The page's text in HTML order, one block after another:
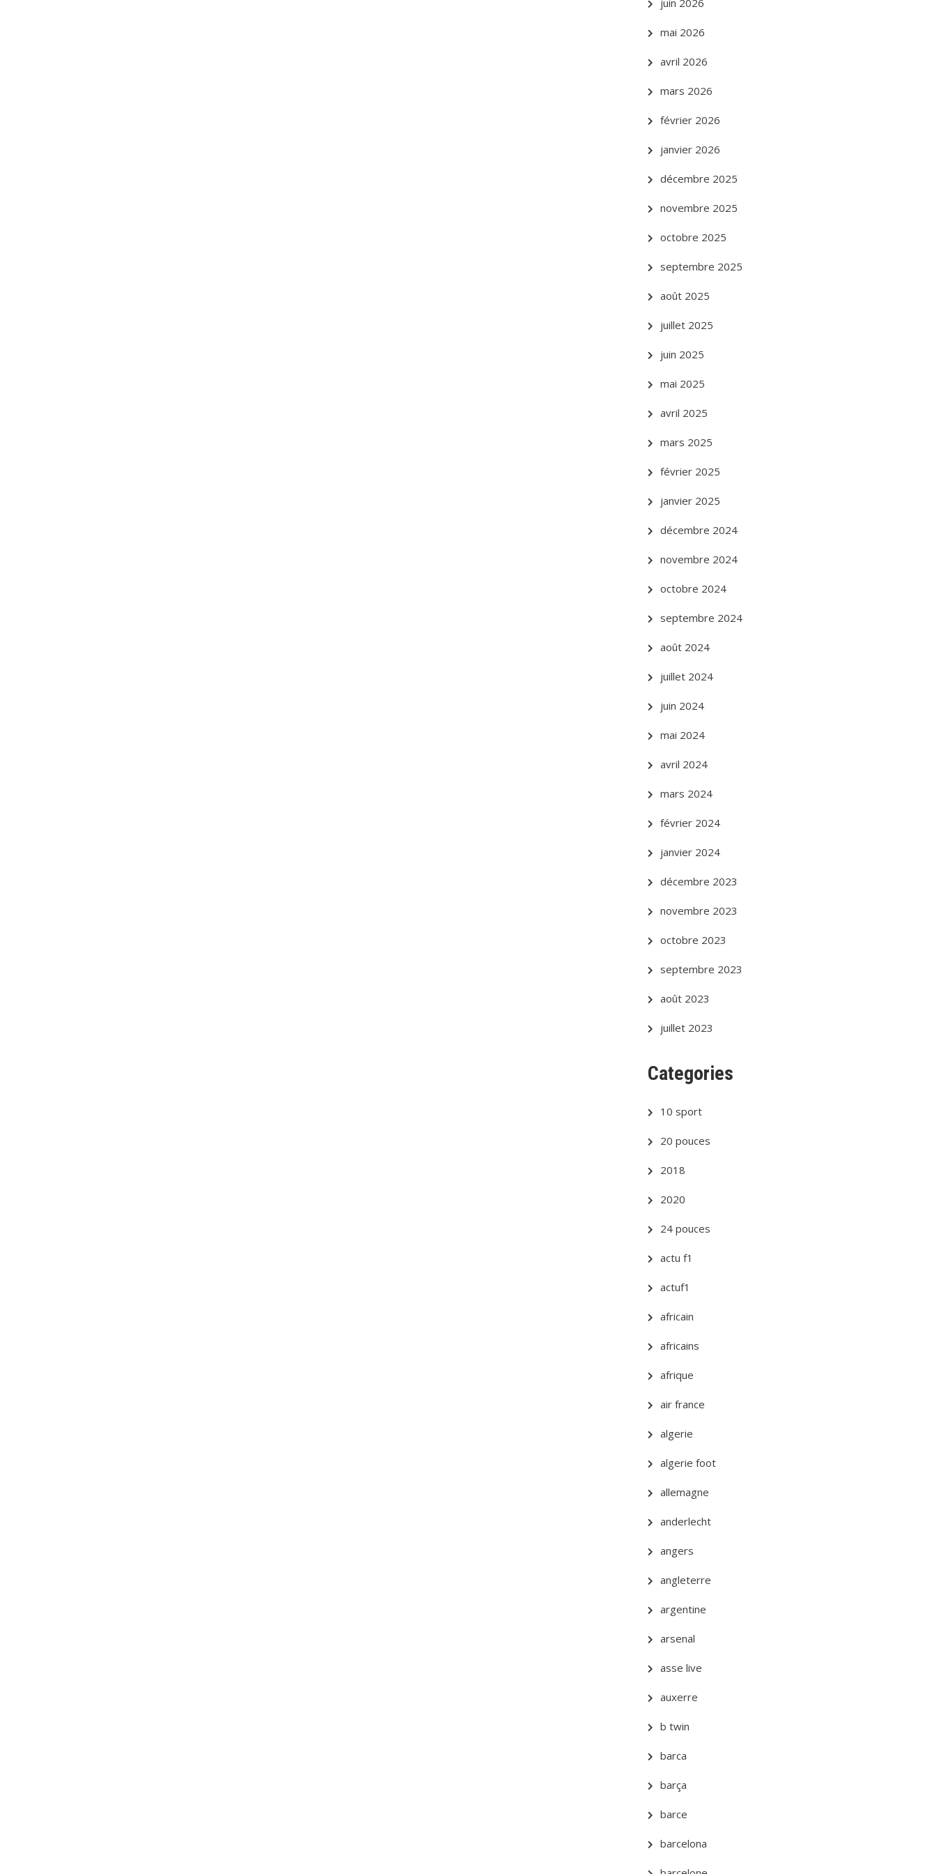
juin 2026
mai 2026
avril 2026
mars 2026
février 2026
janvier 2026
décembre 2025
novembre 2025
octobre 2025
septembre 2025
août 2025
juillet 2025
juin 2025
mai 2025
avril 2025
mars 2025
février 2025
janvier 2025
décembre 2024
novembre 2024
octobre 2024
septembre 2024
août 2024
juillet 2024
juin 2024
mai 2024
avril 2024
mars 2024
février 2024
janvier 2024
décembre 2023
novembre 2023
octobre 2023
septembre 2023
août 2023
juillet 2023
Categories
10 sport
20 pouces
2018
2020
24 pouces
actu f1
actuf1
africain
africains
afrique
air france
algerie
algerie foot
allemagne
anderlecht
angers
angleterre
argentine
arsenal
asse live
auxerre
b twin
barca
barça
barce
barcelona